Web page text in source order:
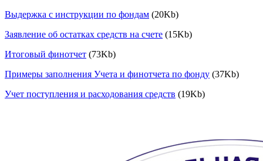
Выдержка с инструкции по фондам (20Kb)
Заявление об остатках средств на счете (15Kb)
Итоговый финотчет (73Kb)
Примеры заполнения Учета и финотчета по фонду (37Kb)
Учет поступления и расходования средств (19Kb)